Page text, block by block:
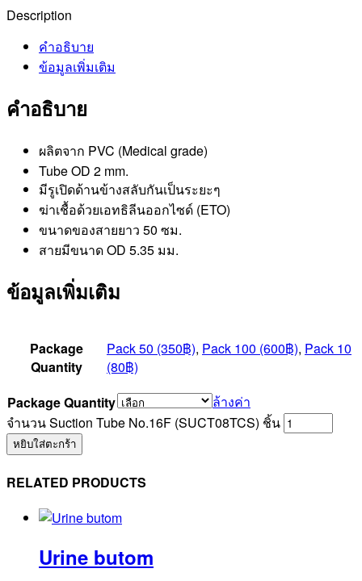
Description
คำอธิบาย
ข้อมูลเพิ่มเติม
คำอธิบาย
ผลิตจาก PVC (Medical grade)
Tube OD 2 mm.
มีรูเปิดด้านข้างสลับกันเป็นระยะๆ
ฆ่าเชื้อด้วยเอทธิลีนออกไซด์ (ETO)
ขนาดของสายยาว 50 ซม.
สายมีขนาด OD 5.35 มม.
ข้อมูลเพิ่มเติม
Package
Quantity
Pack 50 (350฿), Pack 100 (600฿), Pack 10
(80฿)
Package Quantity
ล้างค่า
จำนวน Suction Tube No.16F (SUCT08TCS) ชิ้น
หยิบใส่ตะกร้า
RELATED PRODUCTS
Urine butom